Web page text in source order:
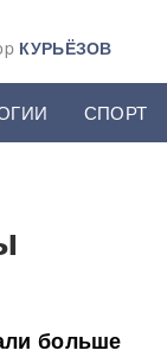
КУРЬЁЗОВ
СПОРТ
больше